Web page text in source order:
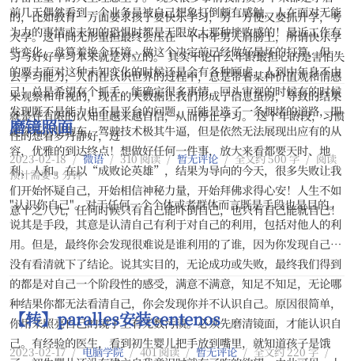
的，比如教育一方面要求孩子要快乐学习，另一方便又要抓升学，考
大学。这中间无形重担最终会压在一个中年男人肩膀上，所谓快乐学
习与好好学习本来就是对立的。 其实不论什么年龄最担心的是害怕失
去学习能力，人们在认识世界的过程中，总是带着某种价值观和情感
来观察和审视的，现在的大数据让我们形成了信息茧房，导致的结果
就是在有限的认知里越来越自信，从而停止学习。 这个年龄段，习惯
性的想着岁月静好，过
前几天偶然看到一个业务员被自己想象打倒颇有感触，人在面对无能
为力的事情或未知的恐惧时都是无限放大那种挫败感的！最近工作有
些变化，盘算着换个环境，做这个决定前已经做好最坏的打算，但真
的要去面对这种未知变化的时候还是会有各种顾虑，人到中年身不由
己！总是希望有个抓手，能确定很多事情，回头审视的时候有的时候
发现既不是能力也不是平台的问题，可能是选了一条拥堵的道路，即
使你开的是跑车，驾驶技术极其牛逼，但是依然无法展现出应有的从
容，优雅的到达终点！想做好任何一件事，放大来看都要天时、地
利、人和。在以“成败论英雄”，结果为导向的今天，很多失败让我
们开始怀疑自己，开始相信神秘力量，开始拜佛求得心安！人生不如
意十之八九，任何时候只有自己能吓倒自己，也只有自己能就自己！
磨镜照面
2023-02-18 / 微语 / 310 阅读 / 暂无评论 / 全文约 500 字 / 阅读
预计需要 3 分钟
"认识你自己"。对于任何一个个体或者群体而言既是手段也是目的。
说其是手段，其意是认清自己有利于对自己的利用，包括对他人的利
用。但是，最终你会发现很难说是谁利用的了谁，因为你发现自己并
没有看清就下了结论。说其实目的，无论成功或失败，最终我们得到
的都是对自己一个阶段性的感受，满意不满意，知足不知足，无论哪
种结果你都无法看清自己，你会发现你并不认识自己。原因很简单，
你用来照亮自己的镜子上有无数污渍。必须先磨清镜面，才能认识自
己。有经验的医生，看到初生婴儿把手放到嘴里，就知道孩子是饿
【转】paralles安装centenos
2023-02-17 / 电脑学院 / 401 阅读 / 暂无评论 / 全文约 220 字 /